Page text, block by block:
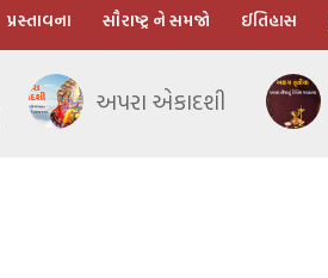
પ્રસ્તાવના સૌરાષ્ટ્ર ને સમજો ઈતિહાસ
અપરા એકાદશી